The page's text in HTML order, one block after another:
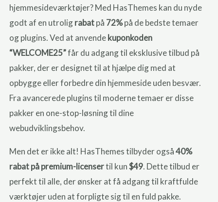
hjemmesideværktøjer? Med HasThemes kan du nyde
godt af en utroligrabatpå 72%på de bedste temaer
og plugins. Ved at anvendekuponkoden
“WELCOME25”får du adgang til eksklusive tilbud på
pakker, der er designet til at hjælpe dig med at
opbygge eller forbedre din hjemmeside uden besvær.
Fra avancerede plugins til moderne temaer er disse
pakker en one-stop-løsning til dine
webudviklingsbehov.
Men det er ikke alt! HasThemes tilbyder også40%
rabat på premium-licensertil kun$49. Dette tilbud er
perfekt til alle, der ønsker at få adgang til kraftfulde
værktøjer uden at forpligte sig til en fuld pakke.